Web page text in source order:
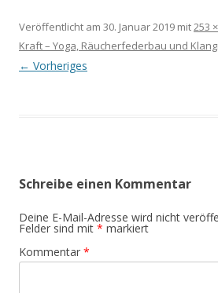
Veröffentlicht am 30. Januar 2019 mit253
Kraft – Yoga, Räucherfederbau und
← Vorheriges
Schreibe einen Kommentar
Deine E-Mail-Adresse wird nicht
Felder sind mit * markiert
Kommentar *